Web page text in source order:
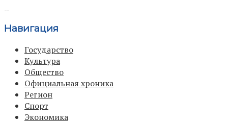
Навигация
Государство
Культура
Общество
Официальная хроника
Регион
Спорт
Экономика